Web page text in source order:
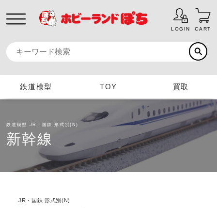
LOGIN CART
鉄道模型 TOY 買取
鉄道模型 JR・国鉄 形式別(N)
新幹線
JR・国鉄 形式別(N)